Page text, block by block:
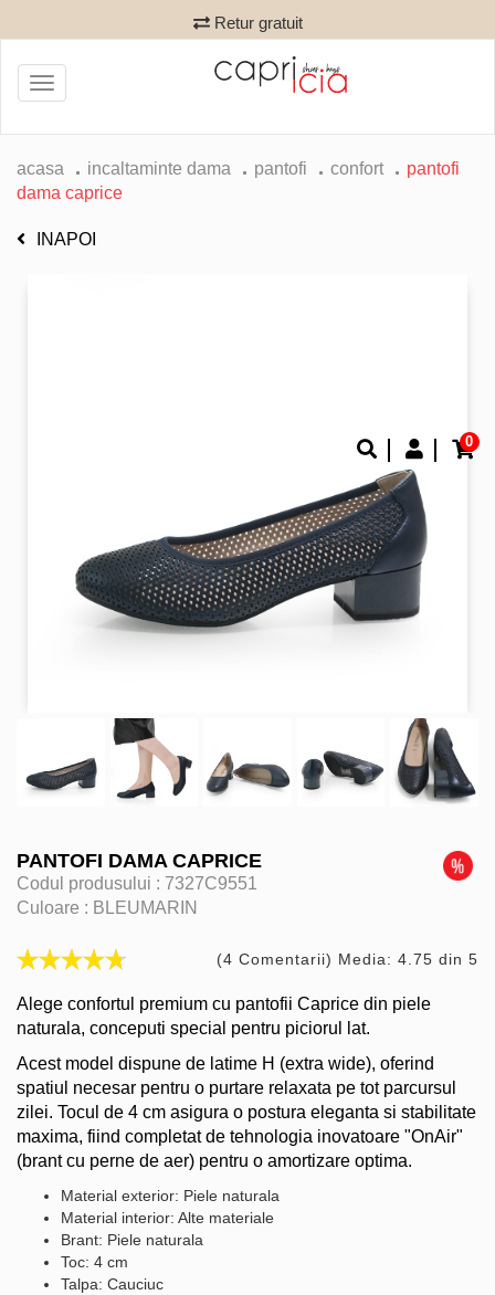
Retur gratuit
0
Toggle
navigation
acasa incaltaminte dama pantofi confort
pantofi
dama caprice
INAPOI
PANTOFI DAMA CAPRICE
Codul produsului : 7327C9551
Culoare : BLEUMARIN
(4 Comentarii) Media: 4.75 din 5
Alege confortul premium cu pantofii Caprice din piele
naturala, conceputi special pentru piciorul lat.
Acest model dispune de latime H (extra wide), oferind
spatiul necesar pentru o purtare relaxata pe tot parcursul
zilei. Tocul de 4 cm asigura o postura eleganta si stabilitate
maxima, fiind completat de tehnologia inovatoare "OnAir"
(brant cu perne de aer) pentru o amortizare optima.
Material exterior: Piele naturala
Material interior: Alte materiale
Brant: Piele naturala
Toc: 4 cm
Talpa: Cauciuc